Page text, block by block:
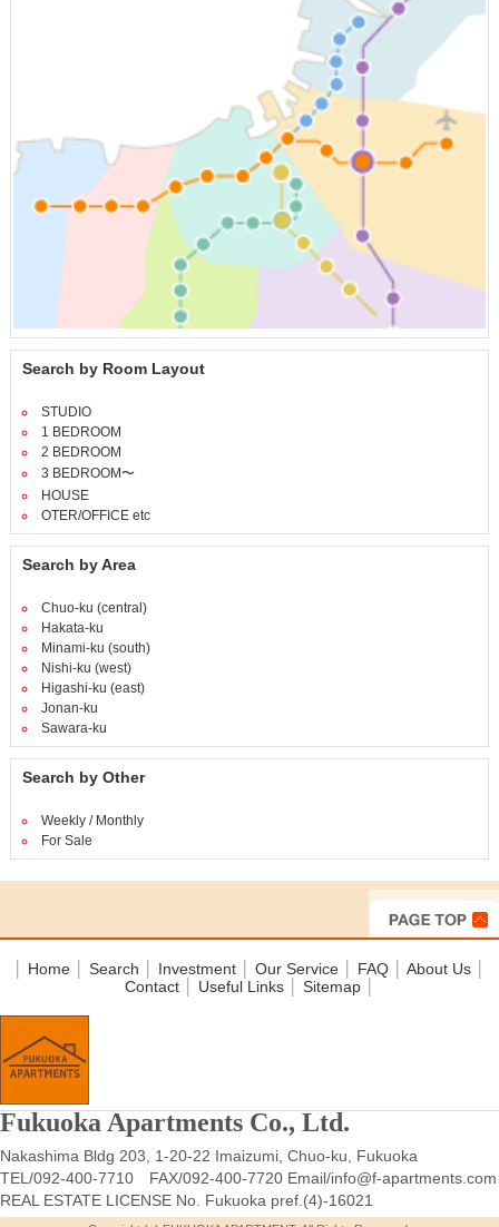
Search by Room Layout
STUDIO
1 BEDROOM
2 BEDROOM
3 BEDROOM〜
HOUSE
OTER/OFFICE etc
Search by Area
Chuo-ku (central)
Hakata-ku
Minami-ku (south)
Nishi-ku (west)
Higashi-ku (east)
Jonan-ku
Sawara-ku
Search by Other
Weekly / Monthly
For Sale
Home Search Investment Our Service FAQ About Us
Contact│ Useful Links│ Sitemap│
Fukuoka Apartments Co., Ltd.
Nakashima Bldg 203, 1-20-22 Imaizumi, Chuo-ku, Fukuoka
TEL/092-400-7710 FAX/092-400-7720 Email/info@f-apartments.com
REAL ESTATE LICENSE No. Fukuoka pref.(4)-16021